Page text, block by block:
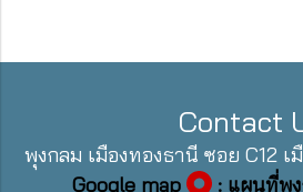
Contact
พุงกลม เมืองทองธานี ซอย C12 เ
Google map
: แผนที่พุง